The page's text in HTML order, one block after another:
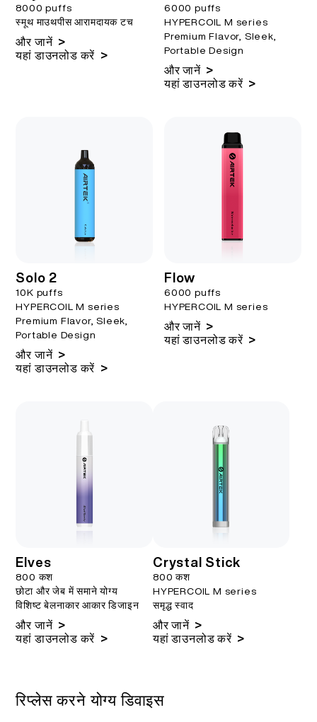
8000 puffs
स्मूथ माउथपीस आरामदायक टच
और जानें >
यहां डाउनलोड करें >
6000 puffs
HYPERCOIL M series
Premium Flavor, Sleek,
Portable Design
और जानें >
यहां डाउनलोड करें >
Solo 2
10K puffs
HYPERCOIL M series
Premium Flavor, Sleek,
Portable Design
और जानें >
यहां डाउनलोड करें >
Flow
6000 puffs
HYPERCOIL M series
और जानें >
यहां डाउनलोड करें >
Elves
800 कश
छोटा और जेब में समाने योग्य
विशिष्ट बेलनाकार आकार डिजाइन
और जानें >
यहां डाउनलोड करें >
Crystal Stick
800 कश
HYPERCOIL M series
समृद्ध स्वाद
और जानें >
यहां डाउनलोड करें >
रिप्लेस करने योग्य डिवाइस